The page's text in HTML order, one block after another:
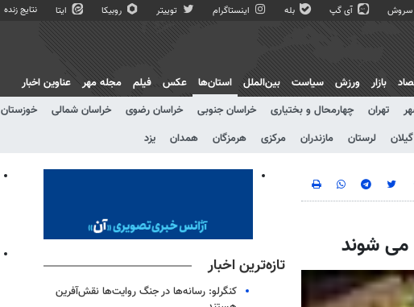
سروش آی گپ بله اینستاگرام توییتر روبیکا ایتا نتایج زنده
بازار ورزش سیاست بین‌الملل
استان‌ها
تهران چهارمحال و بختیاری خراسان جنوبی خراسان رضوی خراسان شمالی خوزستان
گیلان لرستان مازندران مرکزی هرمزگان همدان یزد
عکس فیلم مجله مهر عناوین اخبار
تازه‌ترین اخبار
کنگرلو: رسانه‌ها در جنگ روایت‌ها نقش‌آفرین